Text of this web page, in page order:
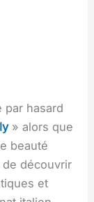
par hasard
» alors que
beauté
découvrir
et